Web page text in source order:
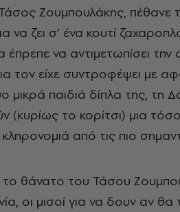
Ζουμπουλάκης, πέθανε
να ζει σ’ ένα κουτί
να αντιμετωπίσει την
τον είχε συντροφέψει με
μικρά παιδιά δίπλα της, τη
(κυρίως το κορίτσι) μια
από τις πιο
το θάνατο του Τάσου
οι μισοί για να δουν αν θα